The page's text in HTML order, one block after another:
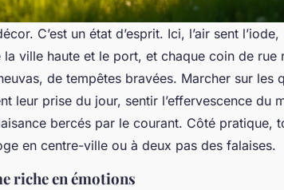
C’est un état d’esprit. Ici, l’air sent
ville haute et le port, et chaque coin de rue
de tempêtes bravées. Marcher sur les
leur prise du jour, sentir l’effervescence du
bercés par le courant. Côté pratique,
en centre-ville ou à deux pas des falaises.
riche en émotions